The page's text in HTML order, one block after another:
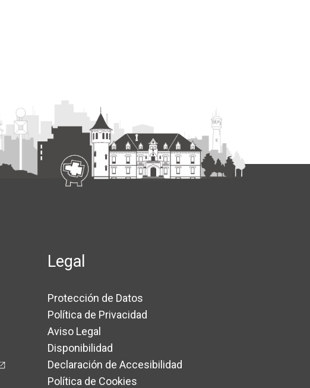
Legal
Protección de Datos
Política de Privacidad
Aviso Legal
Disponibilidad
Declaración de Accesibilidad
Política de Cookies